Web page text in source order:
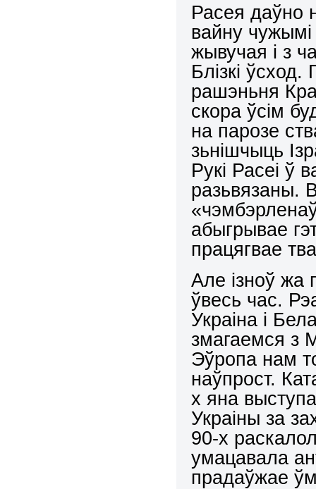
Расея даўно
вайну чужымі
жывучая і з
Блізкі
рашэньня
скора ўсім
на парозе
зьнішчыць
Рукі Расеі ў
разьвязаны.
абыгрывае
працягвае
Але ізноў жа
ўвесь час.
Украіна і
змагаемся з
Эўропа нам
наўпрост.
х яна
Украіны за
90-х
умацавала
прадаўжае